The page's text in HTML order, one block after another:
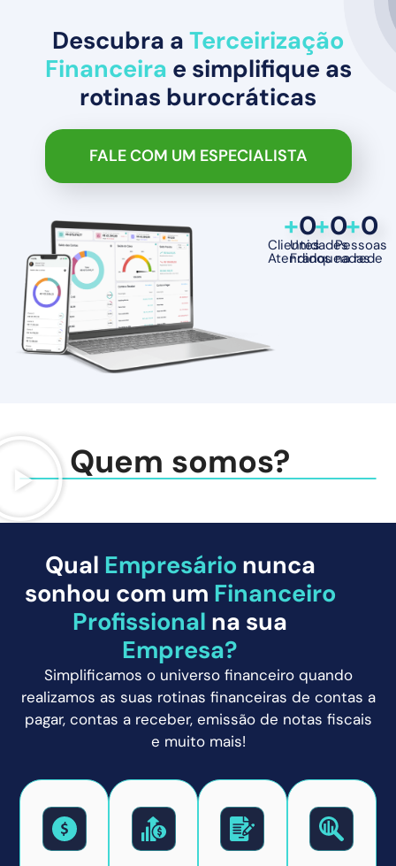
Descubra a Terceirização
Financeira e simplifique as
rotinas burocráticas
FALE COM UM ESPECIALISTA
Clientes
Atendidos
+0
Unidades
Franqueadas
+0
Pessoas
na rede
+0
Quem somos?
Qual Empresário nunca
sonhou com um Financeiro
Profissional na sua
Empresa?
Simplificamos o universo financeiro quando
realizamos as suas rotinas financeiras de contas a
pagar, contas a receber, emissão de notas fiscais
e muito mais!